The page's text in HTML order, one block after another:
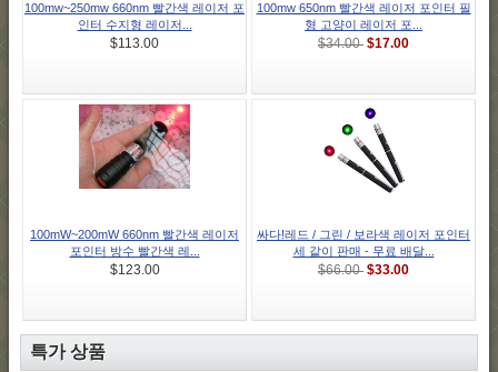
100mw~250mw 660nm 빨간색 레이저 포
인터 수지형 레이저...
$113.00
100mw 650nm 빨간색 레이저 포인터 필
형 고양이 레이저 포...
$34.00 $17.00
100mW~200mW 660nm 빨간색 레이저
포인터 방수 빨간색 레...
$123.00
싸다!레드 / 그린 / 보라색 레이저 포인터
세 같이 판매 - 무료 배달...
$66.00 $33.00
특가 상품